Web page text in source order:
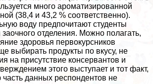
много ароматизированной
(38,4 и 43,2 % соответственно).
воду предпочитают студенты
отделения. Можно полагать,
здоровья первокурсников
выбирать продукты по вкусу, не
на присутствие консервантов и
этого выступает и тот факт,
часть данных респондентов не